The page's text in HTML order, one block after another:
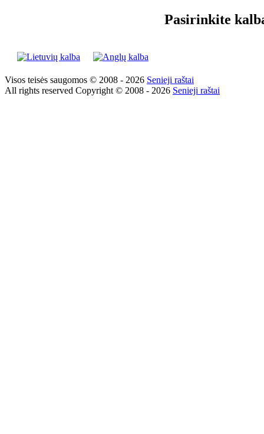
Pasirinkite
Visos teisės saugomos © 2008 - 2026 Senieji raštai
All rights reserved Copyright © 2008 - 2026 Senieji raštai